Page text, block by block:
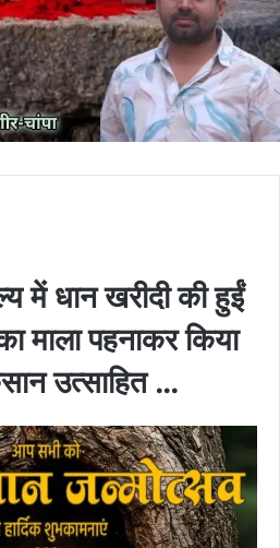
में धान खरीदी की हुईं
माला पहनाकर किया
उत्साहित …